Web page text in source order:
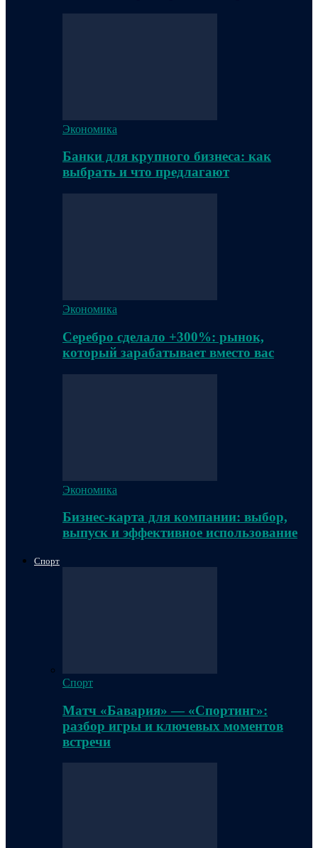
Экономика
Банки для крупного бизнеса: как
выбрать и что предлагают
Экономика
Серебро сделало +300%: рынок,
который зарабатывает вместо вас
Экономика
Бизнес-карта для компании: выбор,
выпуск и эффективное использование
Спорт
Спорт
Матч «Бавария» — «Спортинг»:
разбор игры и ключевых моментов
встречи